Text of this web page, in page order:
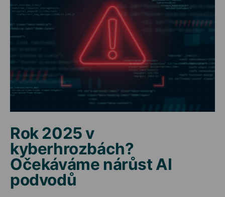
Rok 2025 v
kyberhrozbách?
Očekáváme nárůst AI
podvodů